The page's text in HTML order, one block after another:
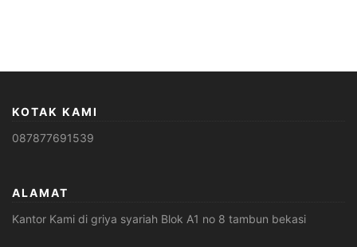
KOTAK KAMI
087877691539
ALAMAT
Kantor Kami di griya syariah Blok A1 no 8 tambun bekasi